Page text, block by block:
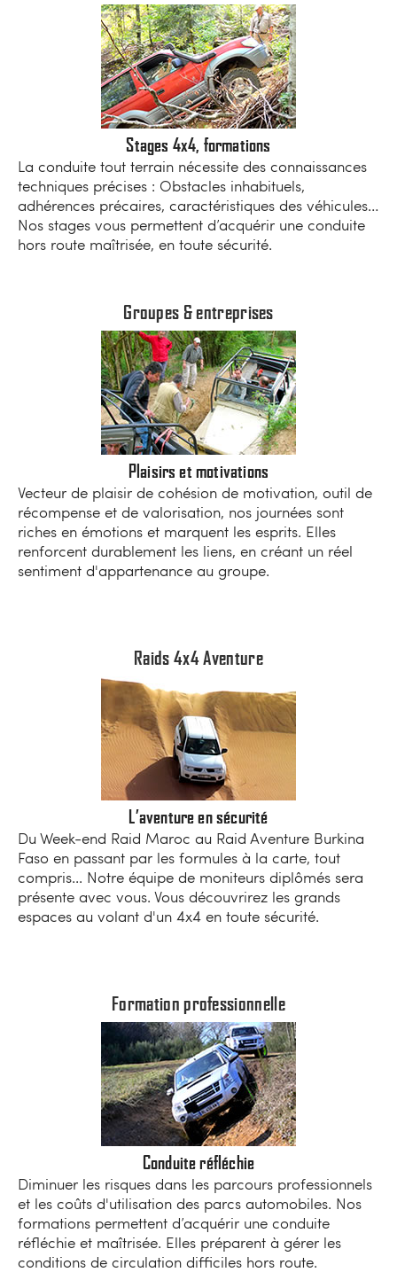
Stages 4x4, formations
La conduite tout terrain nécessite des connaissances
techniques précises : Obstacles inhabituels,
adhérences précaires, caractéristiques des véhicules…
Nos stages vous permettent d’acquérir une conduite
hors route maîtrisée, en toute sécurité.
Groupes & entreprises
Plaisirs et motivations
Vecteur de plaisir de cohésion de motivation, outil de
récompense et de valorisation, nos journées sont
riches en émotions et marquent les esprits. Elles
renforcent durablement les liens, en créant un réel
sentiment d'appartenance au groupe.
Raids 4x4 Aventure
L’aventure en sécurité
Du Week-end Raid Maroc au Raid Aventure Burkina
Faso en passant par les formules à la carte, tout
compris... Notre équipe de moniteurs diplômés sera
présente avec vous. Vous découvrirez les grands
espaces au volant d'un 4x4 en toute sécurité.
Formation professionnelle
Conduite réfléchie
Diminuer les risques dans les parcours professionnels
et les coûts d'utilisation des parcs automobiles. Nos
formations permettent d’acquérir une conduite
réfléchie et maîtrisée. Elles préparent à gérer les
conditions de circulation difficiles hors route.